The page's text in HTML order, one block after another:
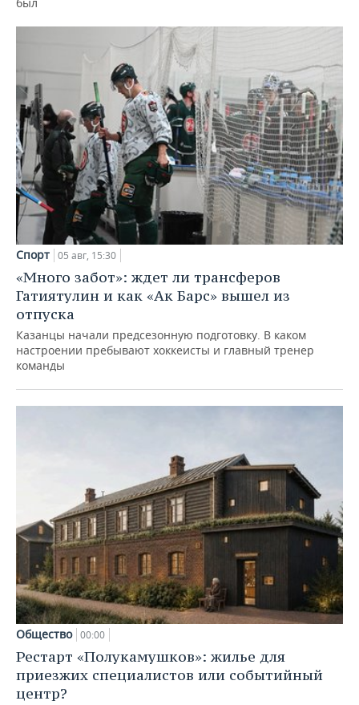
был
Спорт 05 авг, 15:30
«Много забот»: ждет ли трансферов
Гатиятулин и как «Ак Барс» вышел из
отпуска
Казанцы начали предсезонную подготовку. В каком
настроении пребывают хоккеисты и главный тренер
команды
Общество 00:00
Рестарт «Полукамушков»: жилье для
приезжих специалистов или событийный
центр?